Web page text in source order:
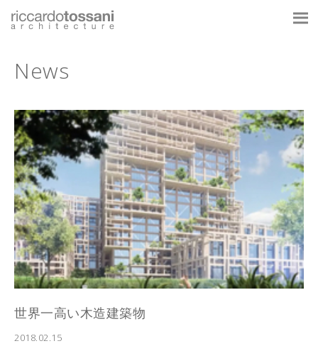
News
世界一高い木造建築物
2018.02.15